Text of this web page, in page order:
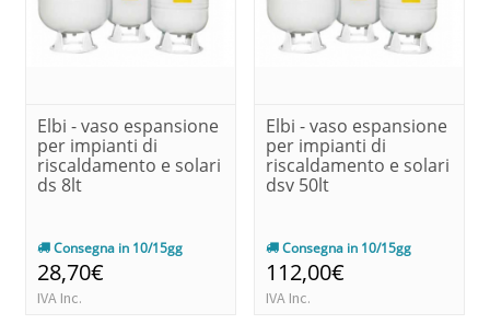
Elbi - vaso espansione
per impianti di
riscaldamento e solari
ds 8lt
Consegna in 10/15gg
28,70€
IVA Inc.
Elbi - vaso espansione
per impianti di
riscaldamento e solari
dsv 50lt
Consegna in 10/15gg
112,00€
IVA Inc.